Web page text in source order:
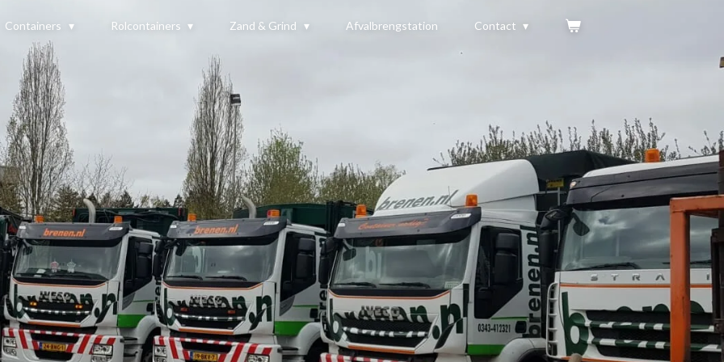
Containers Rolcontainers Zand & Grind Afvalbrengstation Contact